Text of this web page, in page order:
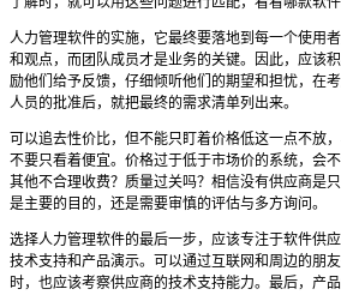
人力管理软件的实施，它最终要落地到每一个使用
和观点，而团队成员才是业务的关键。因此，应该
励他们给予反馈，仔细倾听他们的期望和担忧，在
人员的批准后，就把最终的需求清单列出来。
可以追去性价比，但不能只盯着价格低这一点不放
不要只看着便宜。价格过于低于市场价的系统，会
其他不合理收费？质量过关吗？相信没有供应商是
是主要的目的，还是需要审慎的评估与多方询问。
选择人力管理软件的最后一步，应该专注于软件供
技术支持和产品演示。可以通过互联网和周边的朋
时，也应该考察供应商的技术支持能力。最后，产